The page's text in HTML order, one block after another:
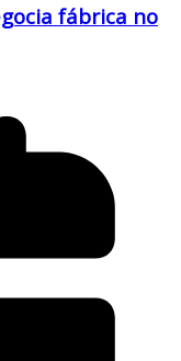
fábrica no